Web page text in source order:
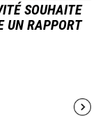
SOUHAITE
UN RAPPORT